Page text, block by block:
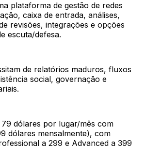
plataforma de gestão de redes
caixa de entrada, análises,
revisões, integrações e opções
escuta/defesa.
de relatórios maduros, fluxos
social, governação e
79 dólares por lugar/mês com
dólares mensalmente), com
a 299 e Advanced a 399